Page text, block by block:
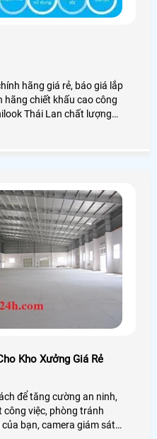
hãng giá rẻ, báo giá lắp
hãng chiết khấu cao công
Thái Lan chất lượng
Kho Xưởng Giá Rẻ
để tăng cường an ninh,
công việc, phòng tránh
bạn, camera giám sát